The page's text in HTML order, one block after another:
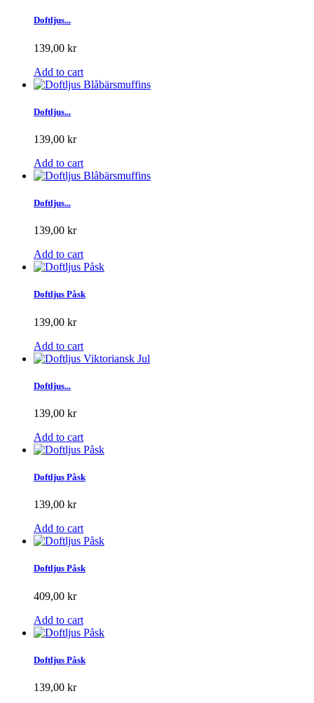
Doftljus...
139,00 kr
Add to cart
Doftljus...
139,00 kr
Add to cart
Doftljus...
139,00 kr
Add to cart
Doftljus Påsk
139,00 kr
Add to cart
Doftljus...
139,00 kr
Add to cart
Doftljus Påsk
139,00 kr
Add to cart
Doftljus Påsk
409,00 kr
Add to cart
Doftljus Påsk
139,00 kr